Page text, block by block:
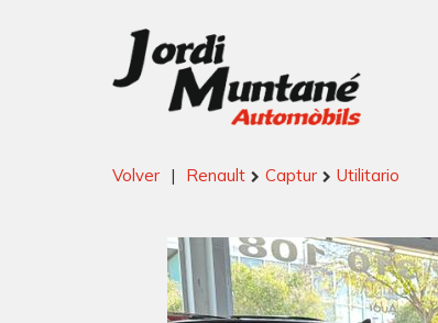
Volver | Renault Captur Utilitario